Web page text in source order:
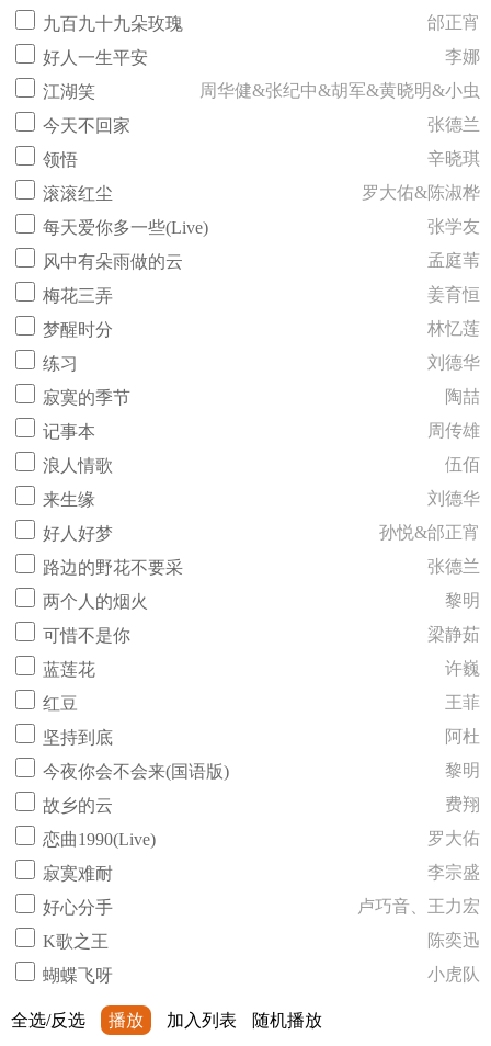
九百九十九朵玫瑰
邰正宵
好人一生平安
李娜
江湖笑
周华健&张纪中&胡军&黄晓明&小虫
今天不回家
张德兰
领悟
辛晓琪
滚滚红尘
罗大佑&陈淑桦
每天爱你多一些(Live)
张学友
风中有朵雨做的云
孟庭苇
梅花三弄
姜育恒
梦醒时分
林忆莲
练习
刘德华
寂寞的季节
陶喆
记事本
周传雄
浪人情歌
伍佰
来生缘
刘德华
好人好梦
孙悦&邰正宵
路边的野花不要采
张德兰
两个人的烟火
黎明
可惜不是你
梁静茹
蓝莲花
许巍
红豆
王菲
坚持到底
阿杜
今夜你会不会来(国语版)
黎明
故乡的云
费翔
恋曲1990(Live)
罗大佑
寂寞难耐
李宗盛
好心分手
卢巧音、王力宏
K歌之王
陈奕迅
蝴蝶飞呀
小虎队
全选/反选 播放 加入列表 随机播放